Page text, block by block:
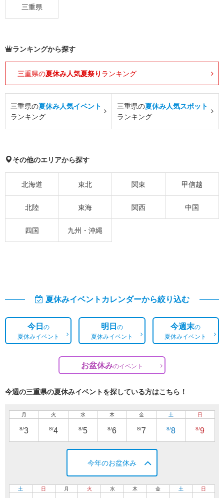
三重県
ランキングから探す
三重県の夏休み人気夏祭り ランキング
三重県の夏休み人気イベント
ランキング
三重県の夏休み人気スポット
ランキング
その他のエリアから探す
北海道 東北 関東 甲信越
北陸 東海 関西 中国
四国 九州・沖縄
夏休みイベントカレンダーから絞り込む
今日の
夏休みイベント
明日の
夏休みイベント
今週末の
夏休みイベント
お盆休みのイベント
今週の三重県の夏休みイベントを探している方はこちら！
月
8/3
火
8/4
水
8/5
木
8/6
金
8/7
土
8/8
日
8/9
今年のお盆休み
土 日 月 火 水 木 金 土 日